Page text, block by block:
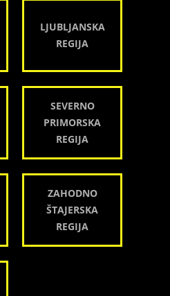
LJUBLJANSKA
REGIJA
SEVERNO
PRIMORSKA
REGIJA
ZAHODNO
ŠTAJERSKA
REGIJA